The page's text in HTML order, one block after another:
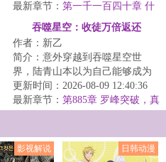
上了一个刚刚孕...
最新章节： 第一千一百四十章 什
么叫西格玛男人
吞噬星空：收徒万倍返还
作者：新乙
简介：意外穿越到吞噬星空世
界，陆青山本以为自己能够成为
强者，不曾想九万年依旧还是宇
宙九阶。就在大限...
更新时间：2026-08-09 12:40:36
最新章节： 第885章 罗峰突破，真
影视解说 日韩动漫